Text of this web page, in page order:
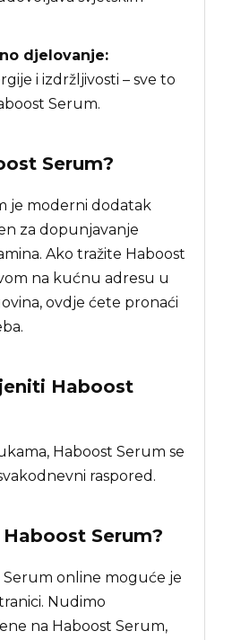
djelovanje:
i izdržljivosti – sve to
Serum.
Serum?
je moderni dodatak
za dopunjavanje
Ako tražite Haboost
na kućnu adresu u
ovdje ćete pronaći
Haboost
Haboost Serum se
raspored.
Haboost Serum?
Serum online moguće je
Nudimo
na Haboost Serum,